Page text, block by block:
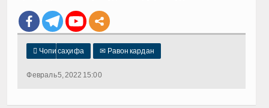
 Чопи саҳифа ✉ Равон кардан
Февраль 5, 2022 15:00